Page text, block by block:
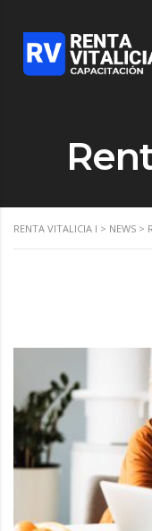
RENTA VITALICIA I > NEWS >